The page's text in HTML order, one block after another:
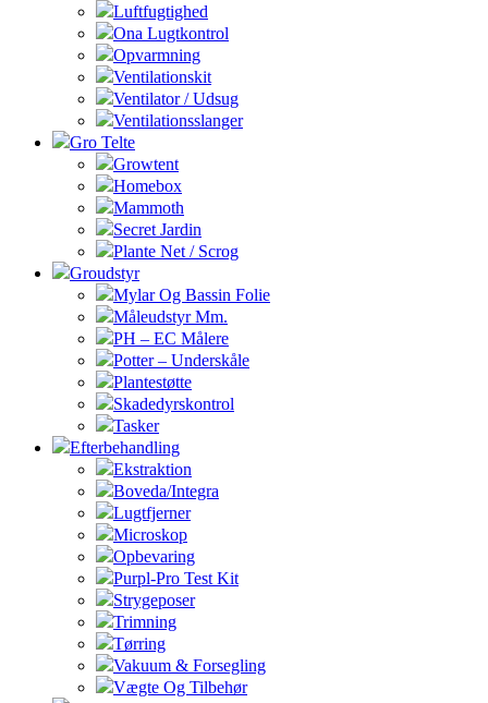
Luftfugtighed
Ona Lugtkontrol
Opvarmning
Ventilationskit
Ventilator / Udsug
Ventilationsslanger
Gro Telte
Growtent
Homebox
Mammoth
Secret Jardin
Plante Net / Scrog
Groudstyr
Mylar Og Bassin Folie
Måleudstyr Mm.
PH – EC Målere
Potter – Underskåle
Plantestøtte
Skadedyrskontrol
Tasker
Efterbehandling
Ekstraktion
Boveda/Integra
Lugtfjerner
Microskop
Opbevaring
Purpl-Pro Test Kit
Strygeposer
Trimning
Tørring
Vakuum & Forsegling
Vægte Og Tilbehør